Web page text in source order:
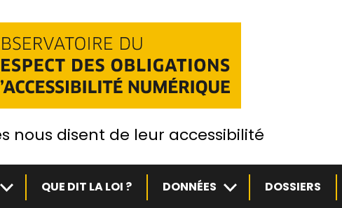
nous disent de leur accessibilité
Sous-menuQUE DIT LA LOI ? DONNÉES Sous-menuDOSSIERS